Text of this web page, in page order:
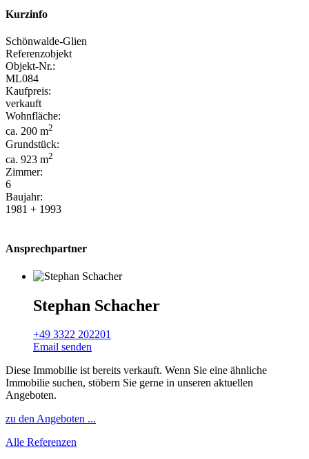
Kurzinfo
Schönwalde-Glien
Referenzobjekt
Objekt-Nr.:
ML084
Kaufpreis:
verkauft
Wohnfläche:
ca. 200 m2
Grundstück:
ca. 923 m2
Zimmer:
6
Baujahr:
1981 + 1993
Ansprechpartner
Stephan Schacher
+49 3322 202201
Email senden
Diese Immobilie ist bereits verkauft. Wenn Sie eine ähnliche
Immobilie suchen, stöbern Sie gerne in unseren aktuellen
Angeboten.
zu den Angeboten ...
Alle Referenzen